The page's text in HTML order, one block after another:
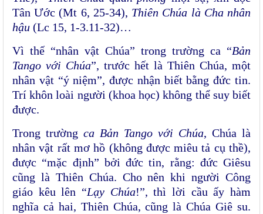
Tân Ước (Mt 6, 25-34), Thiên Chúa là Cha nhân
hậu (Lc 15, 1-3.11-32)…
Vì thế “nhân vật Chúa” trong trường ca “Bản
Tango với Chúa”, trước hết là Thiên Chúa, một
nhân vật “ý niệm”, được nhận biết bằng đức tin.
Trí khôn loài người (khoa học) không thể suy biết
được.
Trong trường ca Bản Tango với Chúa, Chúa là
nhân vật rất mơ hồ (không được miêu tả cụ thề),
được “mặc định” bởi đức tin, rằng: đức Giêsu
cũng là Thiên Chúa. Cho nên khi người Công
giáo kêu lên “Lạy Chúa!”, thì lời cầu ấy hàm
nghĩa cả hai, Thiên Chúa, cũng là Chúa Giê su.